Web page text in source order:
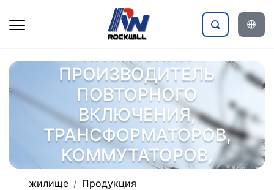
ПРОИЗВОДИТЕЛЬ
ПОВТОРНОГО
ВКЛЮЧЕНИЯ,
ТРАНСФОРМАТОРОВ,
КОММУТАТОРОВ,
ЭЛЕКТРОАГРЕГАТОВ
жилище
Продукция